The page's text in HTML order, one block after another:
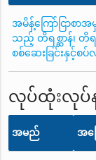
အမိန့်ကြော်ငြာစာ
သည့် တိရစ္ဆာန်၊ တိရ
စစ်ဆေးခြင်းနှင့်စ
လုပ်ထုံးလုပ်န
အမည် အက